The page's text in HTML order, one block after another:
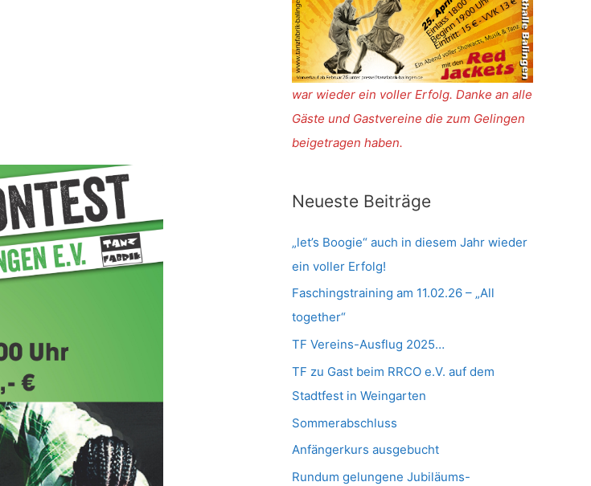
war wieder ein voller Erfolg. Danke an alle
Gäste und Gastvereine die zum Gelingen
beigetragen haben.
Neueste Beiträge
„let’s Boogie“ auch in diesem Jahr wieder
ein voller Erfolg!
Faschingstraining am 11.02.26 – „All
together“
TF Vereins-Ausflug 2025…
TF zu Gast beim RRCO e.V. auf dem
Stadtfest in Weingarten
Sommerabschluss
Anfängerkurs ausgebucht
Rundum gelungene Jubiläums-